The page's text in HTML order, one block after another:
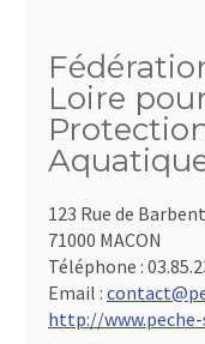
Loire
123 Rue de
71000 MACON
Téléphone :
Email :
http://